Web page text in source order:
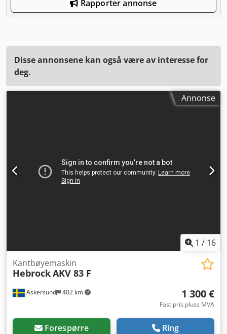
Rapporter annonse
Disse annonsene kan også være av interesse for
deg.
Annonse
1 / 16
Askersund 402 km
Kantbøyemaskin
HebrockAKV 83 F
1 300 €
Fast pris pluss MVA
Forespørre Ring